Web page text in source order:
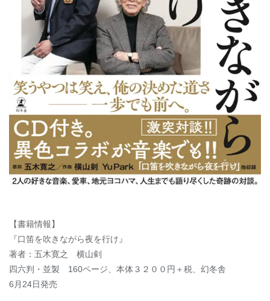
【書籍情報】
『口笛を吹きながら夜を行け』
著者：五木寛之 横山剣
四六判・並製 160ページ、本体３２００円＋税、幻冬舎
6月24日発売